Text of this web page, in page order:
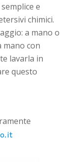
e
chimici.
a mano o
mano con
lavarla in
questo